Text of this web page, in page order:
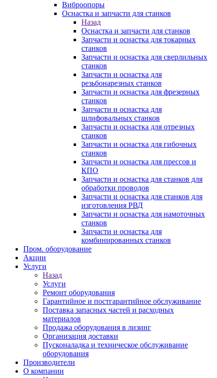
Виброопоры
Оснастка и запчасти для станков
Назад
Оснастка и запчасти для станков
Запчасти и оснастка для токарных
станков
Запчасти и оснастка для сверлильных
станков
Запчасти и оснастка для
резьбонарезных станков
Запчасти и оснастка для фрезерных
станков
Запчасти и оснастка для
шлифовальных станков
Запчасти и оснастка для отрезных
станков
Запчасти и оснастка для гибочных
станков
Запчасти и оснастка для прессов и
КПО
Запчасти и оснастка для станков для
обработки проводов
Запчасти и оснастка для станков для
изготовления РВД
Запчасти и оснастка для намоточных
станков
Запчасти и оснастка для
комбинированных станков
Пром. оборудование
Акции
Услуги
Назад
Услуги
Ремонт оборудования
Гарантийное и постгарантийное обслуживание
Поставка запасных частей и расходных
материалов
Продажа оборудования в лизинг
Организация доставки
Пусконаладка и техническое обслуживание
оборудования
Производители
О компании